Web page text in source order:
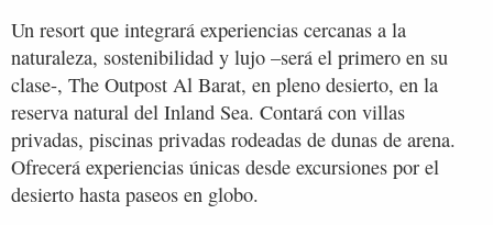
Un resort que integrará experiencias cercanas a la
naturaleza, sostenibilidad y lujo –será el primero en su
clase-, The Outpost Al Barat, en pleno desierto, en la
reserva natural del Inland Sea. Contará con villas
privadas, piscinas privadas rodeadas de dunas de arena.
Ofrecerá experiencias únicas desde excursiones por el
desierto hasta paseos en globo.